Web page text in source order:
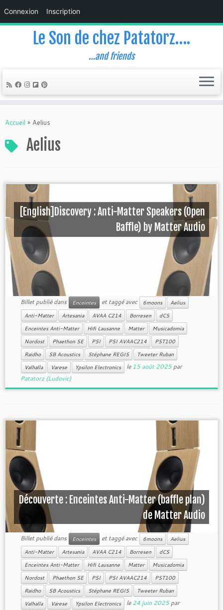
Connexion Inscription
Le Son de chez Patatorz….
…and friends
Accueil » Aelius
Aelius
[English]Discovery : Anti-Matter Speakers (Open
Baffle) by Matter Audio
Billet publié dans Enceintes et taggé avec 6moons
Aelius
Anti-Matter
Artesania AVAA C214 Borresen
dCS
Enceintes Anti-Matter
Hifi Lausanne Matter
Musicadomia
Nordost
Phaethon SE PSI PSI AVAAC214
PST100
Raidho
SB Acoustics Stéphane REGIS
Tweeter Ruban
Valhalla
Varese Ypsilon Electronics le15 août 2025 par
Patatorz (Ludovic)
Découverte : Enceintes Anti-Matter (baffle plan)
de Matter Audio
Billet publié dans Enceintes et taggé avec 6moons
Aelius
Anti-Matter
Artesania AVAA C214 Borresen
dCS
Enceintes Anti-Matter
Hifi Lausanne Matter
Musicadomia
Nordost
Phaethon SE PSI PSI AVAAC214
PST100
Raidho
SB Acoustics Stéphane REGIS
Tweeter Ruban
Valhalla
Varese Ypsilon Electronics le24 juin 2025 par